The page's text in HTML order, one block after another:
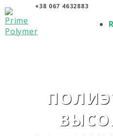
+38 067 4632883
О